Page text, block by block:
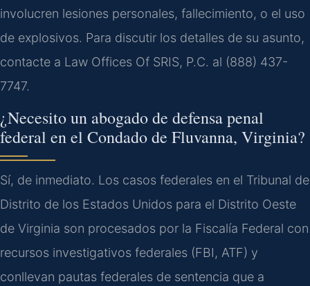
involucren lesiones personales, fallecimiento, o el uso
de explosivos. Para discutir los detalles de su asunto,
contacte a Law Offices Of SRIS, P.C. al (888) 437-
7747.
¿Necesito un abogado de defensa penal
federal en el Condado de Fluvanna, Virginia?
Sí, de inmediato. Los casos federales en el Tribunal de
Distrito de los Estados Unidos para el Distrito Oeste
de Virginia son procesados por la Fiscalía Federal con
recursos investigativos federales (FBI, ATF) y
conllevan pautas federales de sentencia que a